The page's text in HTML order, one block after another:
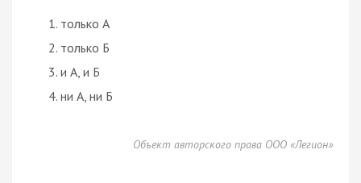
только А
только Б
и А, и Б
ни А, ни Б
Объект авторского права ООО «Легион»